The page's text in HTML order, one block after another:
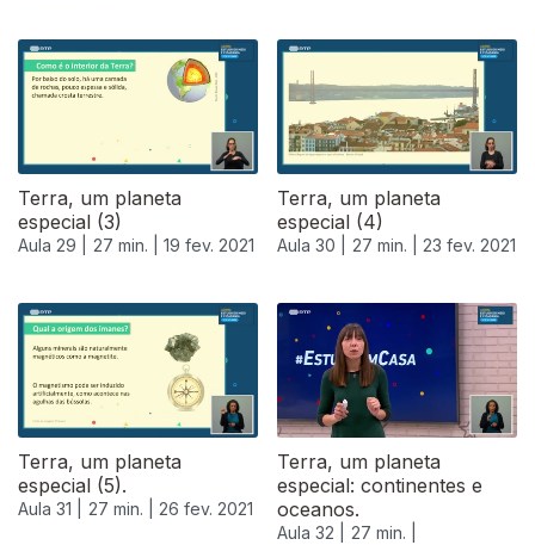
Terra, um planeta
especial (3)
Aula 29 | 27 min. | 19 fev. 2021
Terra, um planeta
especial (4)
Aula 30 | 27 min. | 23 fev. 2021
Terra, um planeta
especial (5).
Aula 31 | 27 min. | 26 fev. 2021
Terra, um planeta
especial: continentes e
oceanos.
Aula 32 |
27 min. |